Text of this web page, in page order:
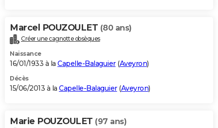
Marcel POUZOULET (80 ans)
Créer une cagnotte obsèques
Naissance
16/01/1933 à la Capelle-Balaguier(Aveyron)
Décès
15/06/2013 à la Capelle-Balaguier(Aveyron)
Marie POUZOULET (97 ans)